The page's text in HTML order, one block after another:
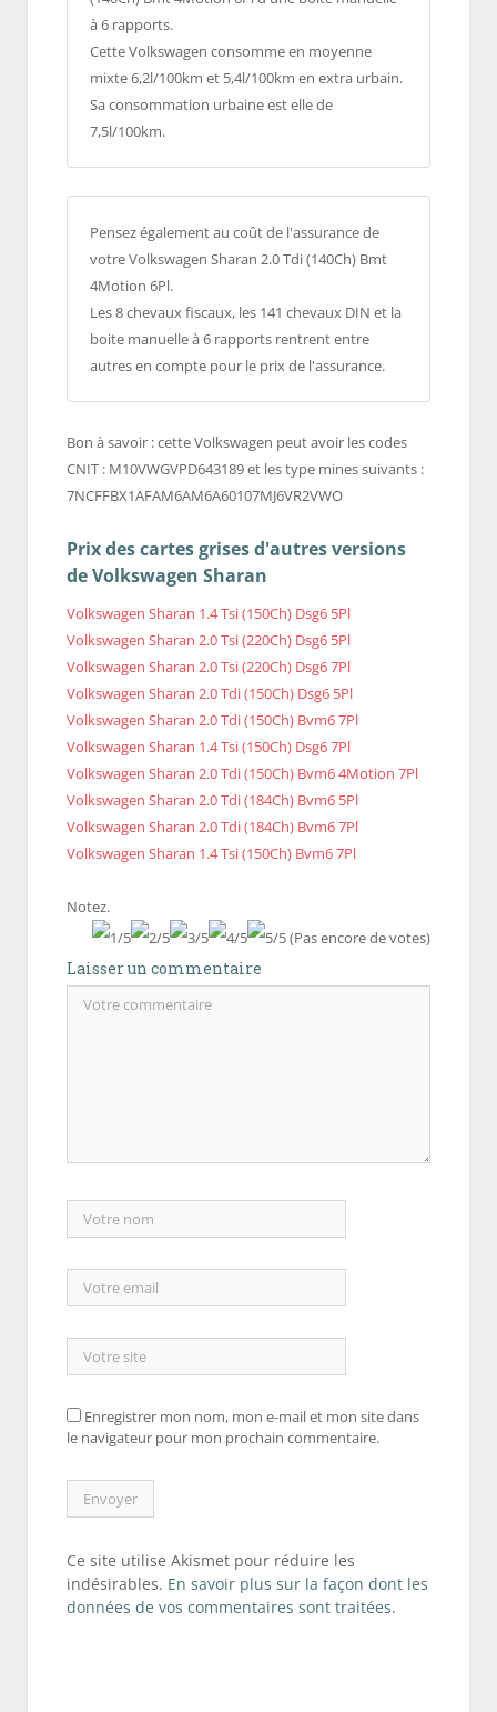
à 6 rapports.
Cette Volkswagen consomme en moyenne
mixte 6,2l/100km et 5,4l/100km en extra urbain.
Sa consommation urbaine est elle de
7,5l/100km.
Pensez également au coût de l'assurance de
votre Volkswagen Sharan 2.0 Tdi (140Ch) Bmt
4Motion 6Pl.
Les 8 chevaux fiscaux, les 141 chevaux DIN et la
boite manuelle à 6 rapports rentrent entre
autres en compte pour le prix de l'assurance.
Bon à savoir : cette Volkswagen peut avoir les codes
CNIT : M10VWGVPD643189 et les type mines suivants :
7NCFFBX1AFAM6AM6A60107MJ6VR2VWO
Prix des cartes grises d'autres versions
de Volkswagen Sharan
Volkswagen Sharan 1.4 Tsi (150Ch) Dsg6 5Pl
Volkswagen Sharan 2.0 Tsi (220Ch) Dsg6 5Pl
Volkswagen Sharan 2.0 Tsi (220Ch) Dsg6 7Pl
Volkswagen Sharan 2.0 Tdi (150Ch) Dsg6 5Pl
Volkswagen Sharan 2.0 Tdi (150Ch) Bvm6 7Pl
Volkswagen Sharan 1.4 Tsi (150Ch) Dsg6 7Pl
Volkswagen Sharan 2.0 Tdi (150Ch) Bvm6 4Motion 7Pl
Volkswagen Sharan 2.0 Tdi (184Ch) Bvm6 5Pl
Volkswagen Sharan 2.0 Tdi (184Ch) Bvm6 7Pl
Volkswagen Sharan 1.4 Tsi (150Ch) Bvm6 7Pl
Notez.
(Pas encore de votes)
Laisser un commentaire
Enregistrer mon nom, mon e-mail et mon site dans
le navigateur pour mon prochain commentaire.
Ce site utilise Akismet pour réduire les
indésirables. En savoir plus sur la façon dont les
données de vos commentaires sont traitées.